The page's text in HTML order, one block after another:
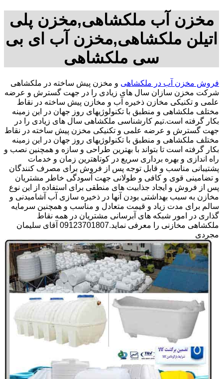
مخزن آب ملکشاهی,مخزن پلی
اتیلن ملکشاهی,مخزن آب ای بی
سی ملکشاهی
فروش مخزن آب در ملکشاهی و مخزن پیش ساخته در ملکشاهی
شرکت مخزن سازان سال های زیادی را در جهت گسترش و عرضه
علمی و تکنیکی مخازن ذخیره آب و مخازن پیش ساخته در نقاط
مختلف ملکشاهی و منطبق با تکنولوژیهای روز جهان در این زمینه
بکار گرفته است.تیم کارشناسی ملکشاهی سال های زیادی را در
جهت گسترش و عرضه علمی و تکنیکی مخزن پیش ساخته در نقاط
مختلف ملکشاهی و منطبق با تکنولوژیهای روز جهان در این زمینه
بکار گرفته است تا بتواند با بهترین طراحی و سازه و همچنین نصب و
راه اندازی و بهره برداری سریع در کوتاهترین زمان و خدمات
پشتیبانی مناسب و قابل توجه پس از فروش برای مصرف کنندگان
و تضامینی قوی و کافی و طولانی جهت آسودگی خاطر مشتریان
پس از فروش و ایجاد جذابیت های منطقی برای استفاده از این نوع
مخازن به سبب بهداشتی بودن آنها در ذخیره سازی آب آشامیدنی و
سالم برای مدت زیاد و قیمت متعادل و مناسب و همچنین سرمایه
گذاری در امور شبکه های آبرسانی مشتریان در همه نقاط
ملکشاهی مخازنی را معرفی نماید.09123701807 آقای سلیمان
مجردی